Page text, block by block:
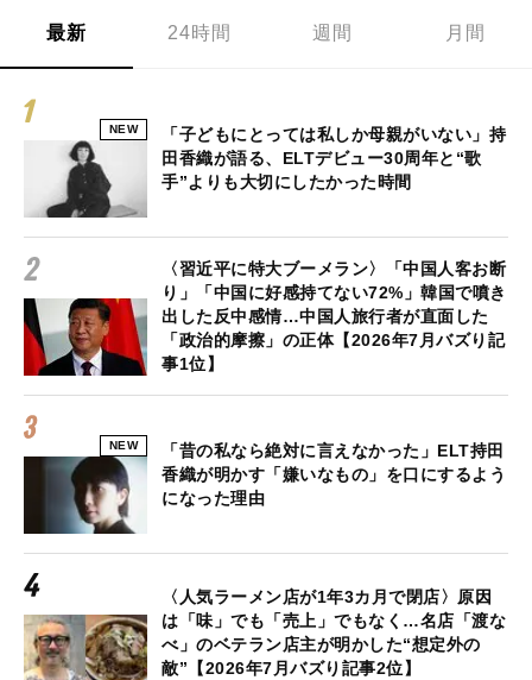
最新 24時間 週間 月間
NEW
「子どもにとっては私しか母親がいない」持
田香織が語る、ELTデビュー30周年と“歌
手”よりも大切にしたかった時間
〈習近平に特大ブーメラン〉「中国人客お断
り」「中国に好感持てない72%」韓国で噴き
出した反中感情…中国人旅行者が直面した
「政治的摩擦」の正体【2026年7月バズり記
事1位】
NEW
「昔の私なら絶対に言えなかった」ELT持田
香織が明かす「嫌いなもの」を口にするよう
になった理由
〈人気ラーメン店が1年3カ月で閉店〉原因
は「味」でも「売上」でもなく…名店「渡な
べ」のベテラン店主が明かした“想定外の
敵”【2026年7月バズり記事2位】